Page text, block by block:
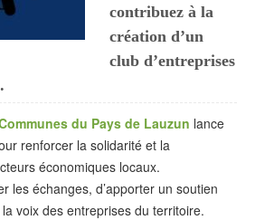
contribuez à la
création d’un
club d’entreprises
du Pays de Lauzun lance
renforcer la solidarité et la
économiques locaux.
les échanges, d’apporter un soutien
voix des entreprises du territoire.